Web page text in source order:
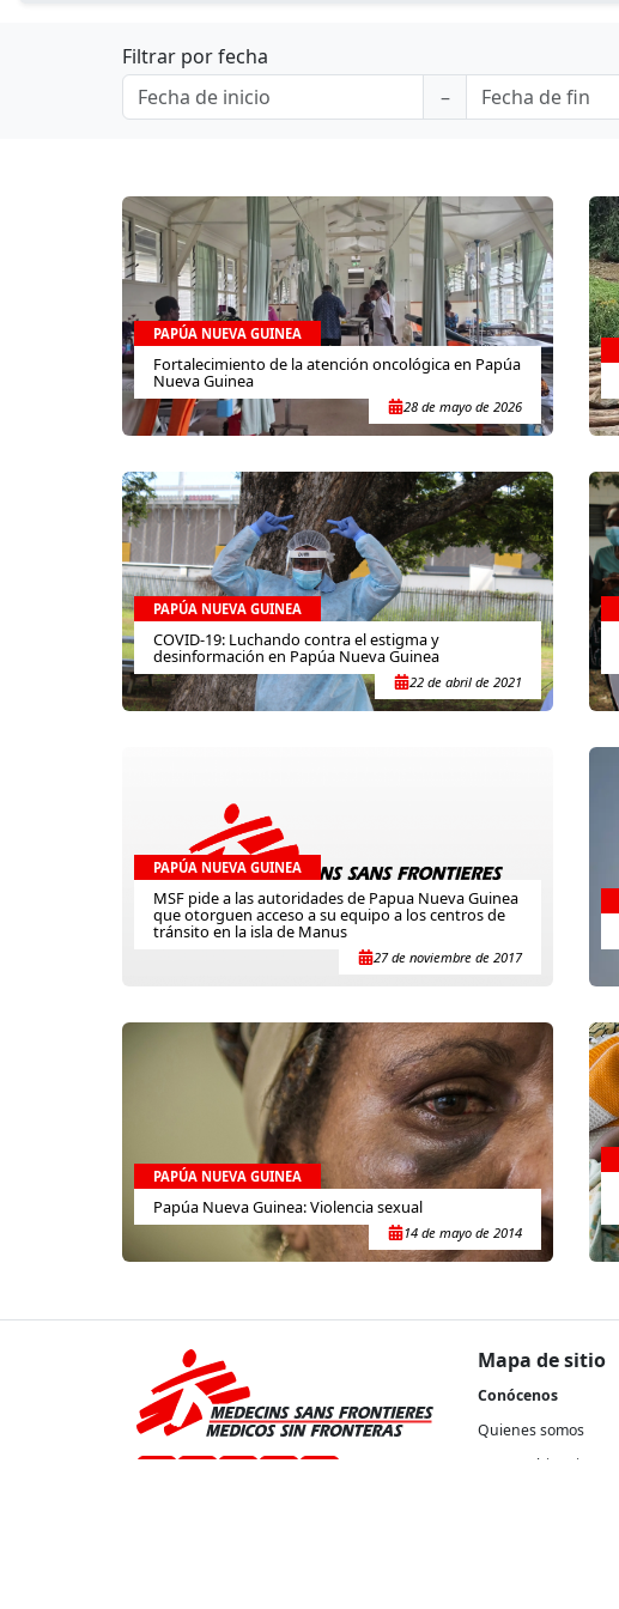
Filtrar por fecha
PAPÚA NUEVA GUINEA
Fortalecimiento de la atención oncológica en Papúa
Nueva Guinea
28 de mayo de 2026
PAPÚA NUEVA GUINEA
COVID-19: Luchando contra el estigma y
desinformación en Papúa Nueva Guinea
22 de abril de 2021
PAPÚA NUEVA GUINEA
MSF pide a las autoridades de Papua Nueva Guinea
que otorguen acceso a su equipo a los centros de
tránsito en la isla de Manus
27 de noviembre de 2017
PAPÚA NUEVA GUINEA
Papúa Nueva Guinea: Violencia sexual
14 de mayo de 2014
Mapa de sitio
Conócenos
Quienes somos
Nuestra historia